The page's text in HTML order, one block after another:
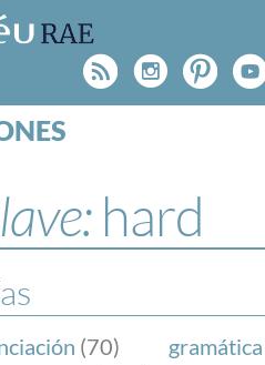
Rss
hard
(70) gramática